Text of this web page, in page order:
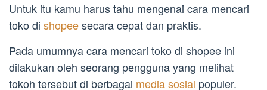
Untuk itu kamu harus tahu mengenai cara mencari
toko di shopeesecara cepat dan praktis.
Pada umumnya cara mencari toko di shopee ini
dilakukan oleh seorang pengguna yang melihat
tokoh tersebut di berbagai media sosial populer.